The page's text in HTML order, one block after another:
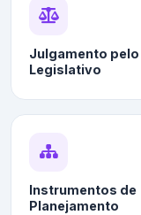
Julgamento pelo
Legislativo
Instrumentos de
Planejamento